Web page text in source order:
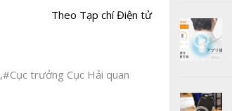
Theo Tạp chí Điện tử
,#Cục trưởng Cục Hải quan